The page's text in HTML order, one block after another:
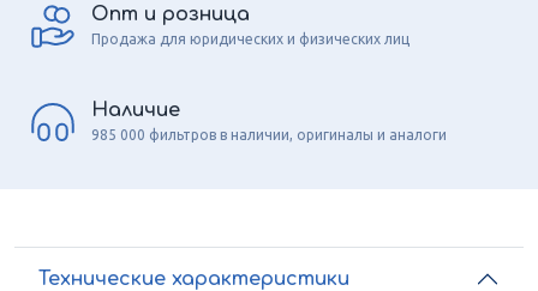
Опт и розница
Продажа для юридических и физических лиц
Наличие
985 000 фильтров в наличии, оригиналы и аналоги
Технические характеристики